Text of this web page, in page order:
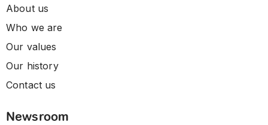
About us
Who we are
Our values
Our history
Contact us
Newsroom